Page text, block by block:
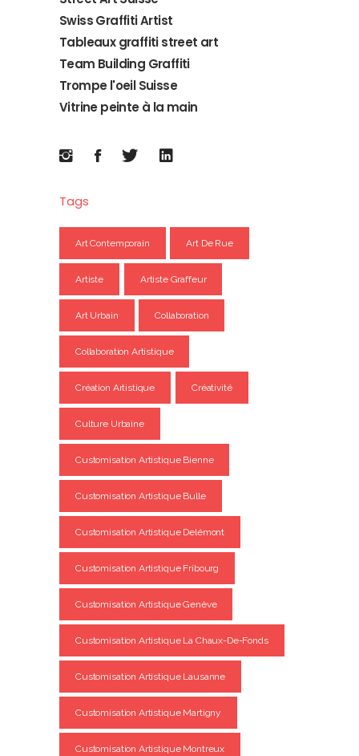
Swiss Graffiti Artist
Tableaux graffiti street art
Team Building Graffiti
Trompe l'oeil Suisse
Vitrine peinte à la main
Tags
Art Contemporain Art De Rue
Artiste Artiste Graffeur
Art Urbain Collaboration
Collaboration Artistique
Création Artistique Créativité
Culture Urbaine
Customisation Artistique Bienne
Customisation Artistique Bulle
Customisation Artistique Delémont
Customisation Artistique Fribourg
Customisation Artistique Genève
Customisation Artistique La Chaux-De-Fonds
Customisation Artistique Lausanne
Customisation Artistique Martigny
Customisation Artistique Montreux